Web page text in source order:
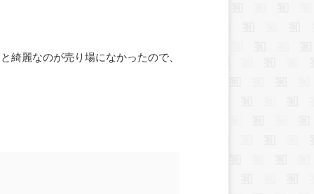
綺麗なのが売り場になかったので、